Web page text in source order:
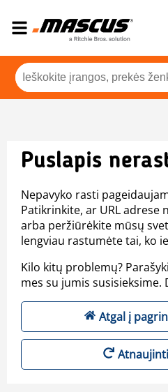
Puslapis
Nepavyko rasti
Patikrinkite, ar URL adrese
arba peržiūrėkite mūsų
lengviau rastumėte tai, ko
Kilo kitų problemų?
mes su jumis susisieksime.
Atgal į